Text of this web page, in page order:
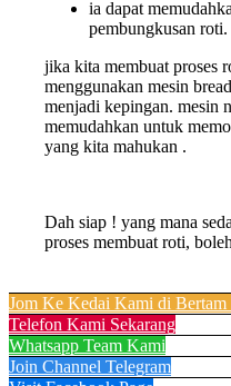
ia dapat
pembungkusan roti.
jika kita membuat proses
menggunakan mesin
menjadi kepingan. mesin
memudahkan untuk
yang kita mahukan .
Dah siap ! yang mana
proses membuat roti,
Jom Ke Kedai Kami di Bertam
Telefon Kami Sekarang
Whatsapp Team Kami
Join Channel Telegram